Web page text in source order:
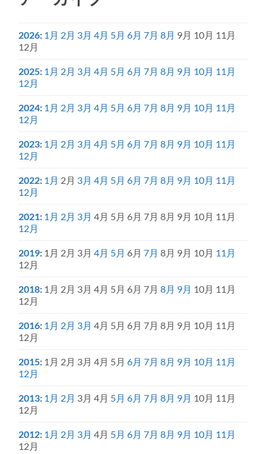
2026: 1月 2月 3月 4月 5月 6月 7月 8月 9月 10月 11月
12月
2025: 1月 2月 3月 4月 5月 6月 7月 8月 9月 10月 11月
12月
2024: 1月 2月 3月 4月 5月 6月 7月 8月 9月 10月 11月
12月
2023: 1月 2月 3月 4月 5月 6月 7月 8月 9月 10月 11月
12月
2022: 1月 2月 3月 4月 5月 6月 7月 8月 9月 10月 11月
12月
2021: 1月 2月 3月 4月 5月 6月 7月 8月 9月 10月 11月
12月
2019: 1月 2月 3月 4月 5月 6月 7月 8月 9月 10月 11月
12月
2018: 1月 2月 3月 4月 5月 6月 7月 8月 9月 10月 11月
12月
2016: 1月 2月 3月 4月 5月 6月 7月 8月 9月 10月 11月
12月
2015: 1月 2月 3月 4月 5月 6月 7月 8月 9月 10月 11月
12月
2013: 1月 2月 3月 4月 5月 6月 7月 8月 9月 10月 11月
12月
2012: 1月 2月 3月 4月 5月 6月 7月 8月 9月 10月 11月
12月